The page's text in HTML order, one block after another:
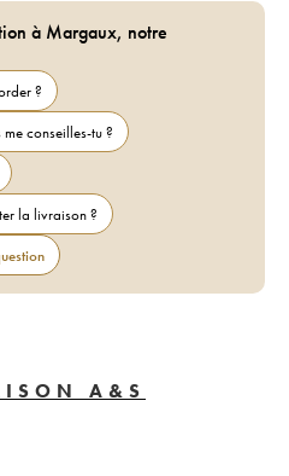
à Margaux, notre
?
conseilles-tu ?
la livraison ?
A&S